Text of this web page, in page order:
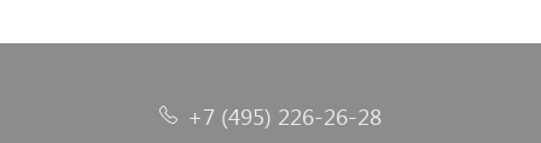
+7 (495) 226-26-28